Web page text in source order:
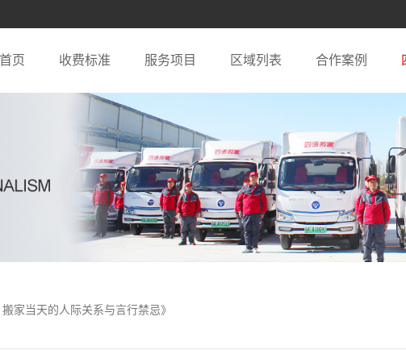
首页 收费标准 服务项目 区域列表 合作案例
家当天的人际关系与言行禁忌》